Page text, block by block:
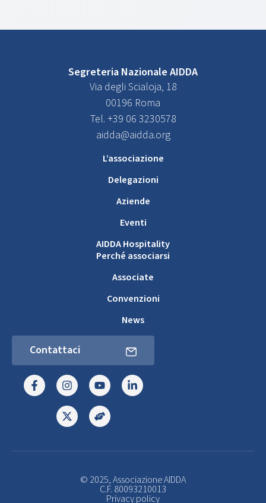
Segreteria Nazionale AIDDA
Via degli Scialoja, 18
00196 Roma
Tel. +39 06 3230578
aidda@aidda.org
L’associazione
Delegazioni
Aziende
Eventi
AIDDA Hospitality
Perché associarsi
Associate
Convenzioni
News
Contattaci
© 2025, Associazione AIDDA
C.F. 80093210013
Privacy policy